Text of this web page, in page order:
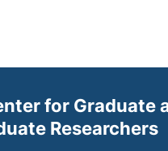
for Graduate
Researchers